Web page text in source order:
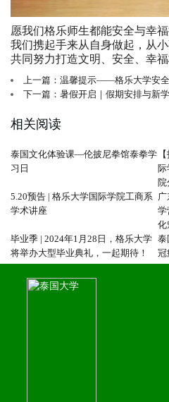
愿我们格乐师生都能安全与幸
我们携起手来从自身做起，从
共同努力打造文明、安全、幸福
上一篇：温馨提示——格乐大学安
下一篇：暑假开启｜假期安排与新
相关阅读
泰国文化体验课—伦披尼拳馆泰拳学
习日
院
5.20预告 | 格乐大学国际学院工商系
学术讲座
学
化
毕业季 | 2024年1月28日，格乐大学
将举办大型毕业典礼，一起期待！
泰
冠